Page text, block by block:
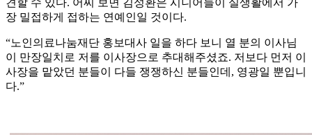
견할 수 있다. 어찌 보면 김성환은 시니어들이 실생활에서 가
장 밀접하게 접하는 연예인일 것이다.
“노인의료나눔재단 홍보대사 일을 하다 보니 열 분의 이사님
이 만장일치로 저를 이사장으로 추대해주셨죠. 저보다 먼저 이
사장을 맡았던 분들이 다들 쟁쟁하신 분들인데, 영광일 뿐입니
다.”